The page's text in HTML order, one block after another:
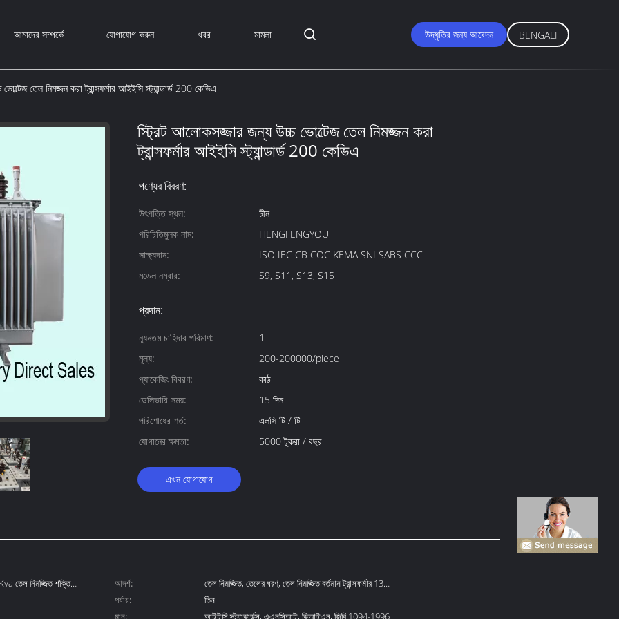
আমাদের সম্পর্কে যোগাযোগ করুন খবর মামলা উদ্ধৃতির জন্য আবেদন BENGALI
তেল নিমজ্জন করা ট্রান্সফর্মার আইইসি স্ট্যান্ডার্ড 200 কেভিএ
স্ট্রিট আলোকসজ্জার জন্য উচ্চ ভোল্টেজ তেল নিমজ্জন করা
ট্রান্সফর্মার আইইসি স্ট্যান্ডার্ড 200 কেভিএ
পণ্যের বিবরণ:
উৎপত্তি স্থল:
চীন
পরিচিতিমুলক নাম:
HENGFENGYOU
সাক্ষ্যদান:
ISO IEC CB COC KEMA SNI SABS CCC
মডেল নম্বার:
S9, S11, S13, S15
প্রদান:
ন্যূনতম চাহিদার পরিমাণ:
1
মূল্য:
200-200000/piece
প্যাকেজিং বিবরণ:
কাঠ
ডেলিভারি সময়:
15 দিন
পরিশোধের শর্ত:
এলসি টি / টি
যোগানের ক্ষমতা:
5000 টুকরা / বছর
এখন যোগাযোগ
তেল নিমজ্জিত শক্তি
আদর্শ:
তেল নিমজ্জিত, তেলের ধরণ, তেল নিমজ্জিত বর্তমান ট্রান্সফর্মার 132
কেভি
পর্যায়:
তিন
মান:
আইইসি স্ট্যান্ডার্ডস, এএনসিআই, ডিআইএন, জিবি 1094-1996